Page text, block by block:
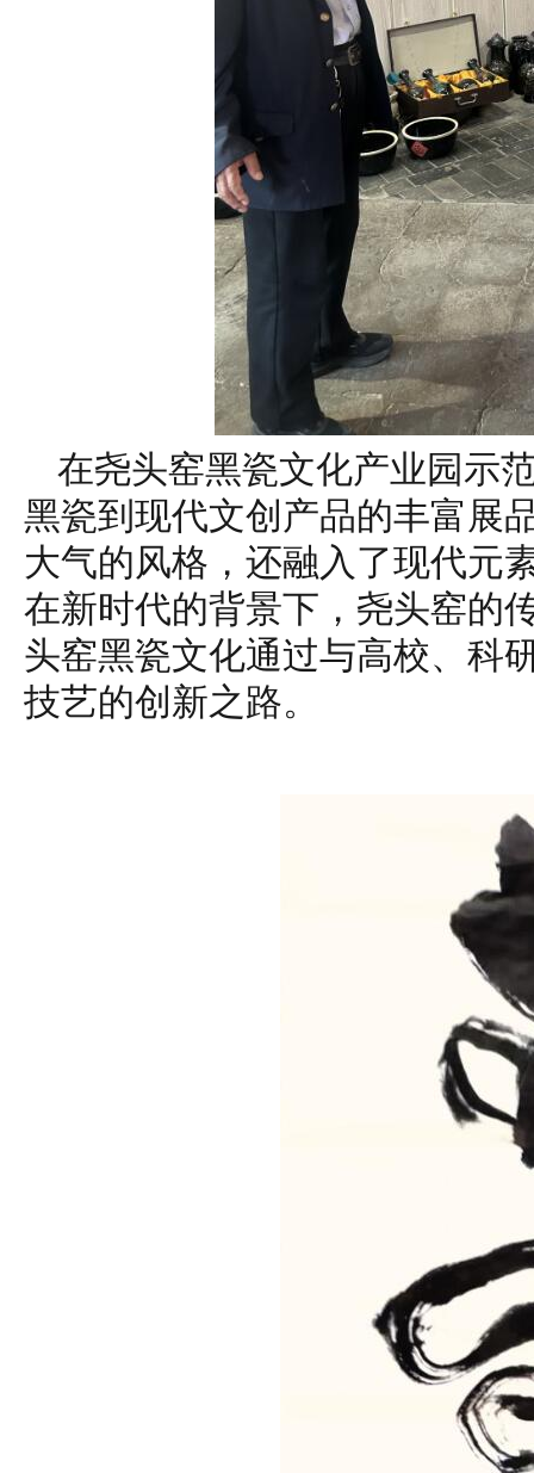
在尧头窑黑瓷文化产业园示
黑瓷到现代文创产品的丰富展
大气的风格，还融入了现代元
在新时代的背景下，尧头窑的
头窑黑瓷文化通过与高校、科
技艺的创新之路。